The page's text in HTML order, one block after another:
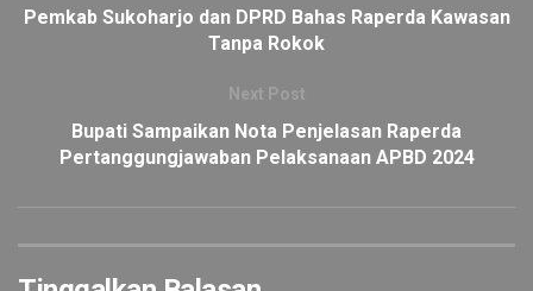
Pemkab Sukoharjo dan DPRD Bahas Raperda Kawasan
Tanpa Rokok
Next Post
Bupati Sampaikan Nota Penjelasan Raperda
Pertanggungjawaban Pelaksanaan APBD 2024